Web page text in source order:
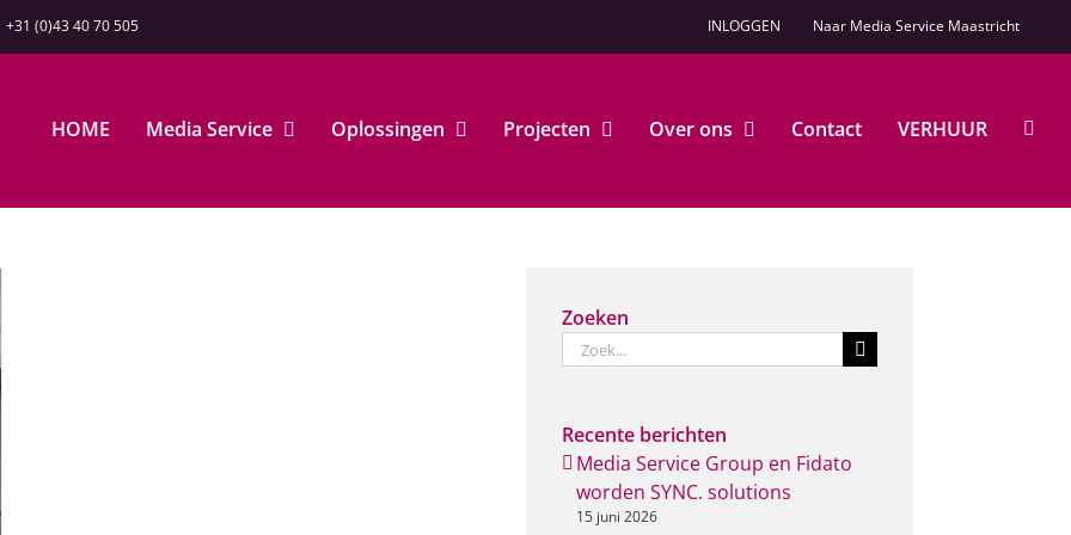
+31 (0)43 40 70 505 INLOGGEN Naar Media Service Maastricht
HOME Media Service Oplossingen Projecten Over ons Contact VERHUUR
Zoeken
Zoeken
naar:
Recente berichten
Media Service Group en Fidato
worden SYNC. solutions
15 juni 2026